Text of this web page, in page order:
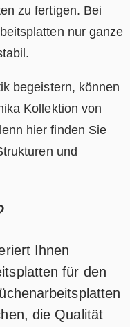
zu fertigen. Bei
nur ganze
begeistern, können
Kollektion von
hier finden Sie
und
Ihnen
für den
die Qualität